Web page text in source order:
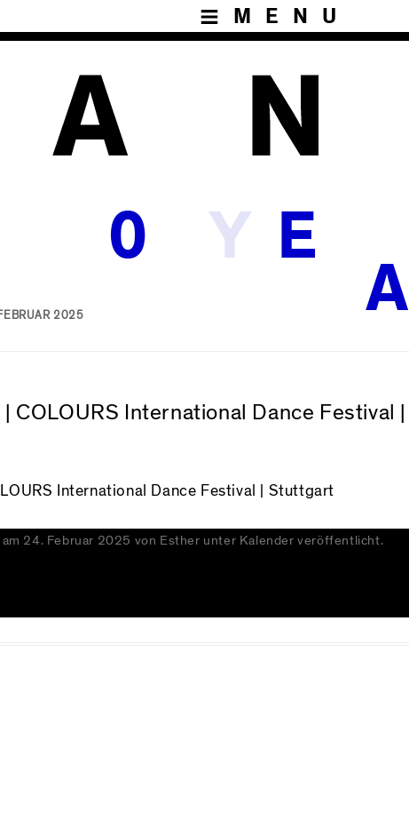
MENU
0
Y E
A
2025
COLOURS International Dance Festival |
International Dance Festival | Stuttgart
24. Februar 2025 von Esther unter Kalender veröffentlicht.